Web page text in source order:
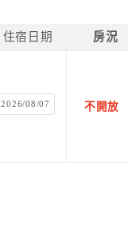
住宿日期 房況
2026/08/07 不開放